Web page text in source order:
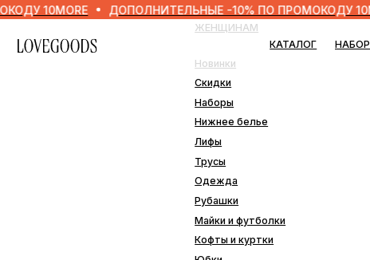
ДОПОЛНИТЕЛЬНЫЕ -10% ПО ПРОМОКОДУ 10MORE
НАБОРЫ
КАТАЛОГ
ЖЕНЩИНАМ
Наборы
Нижнее белье
Трусы
Рубашки
Одежда
Лифы
Нижнее
Брюки и шорты
Кофты и куртки
Майки и футболки